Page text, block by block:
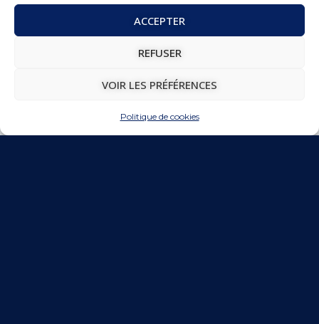
ACCEPTER
REFUSER
VOIR LES PRÉFÉRENCES
Politique de cookies